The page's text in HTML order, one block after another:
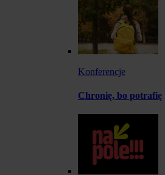
Konferencje
Chronię, bo potrafię